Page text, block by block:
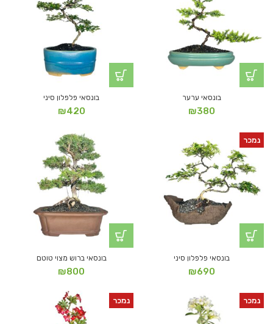
בונסאי ערער
₪380
בונסאי פלפלון סיני
₪420
נמכר
בונסאי פלפלון סיני
₪690
בונסאי ברוש מצוי טוטם
₪800
נמכר נמכר